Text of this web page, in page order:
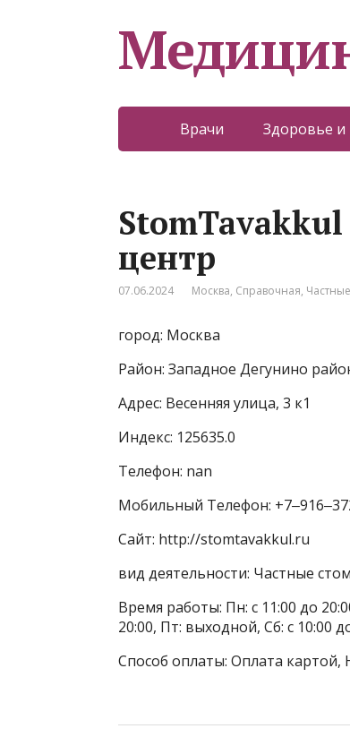
Врачи Здоровье и
центр
07.06.2024 Москва, Справочная,
город: Москва
Район: Западное Дегунино
Адрес: Весенняя улица, 3 к1
Индекс: 125635.0
Телефон: nan
Мобильный Телефон:
Сайт: http://stomtavakkul.ru
вид деятельности: Частные
Время работы: Пн: с 11:00 до
20:00, Пт: выходной, Сб: с 10:00
Способ оплаты: Оплата картой,